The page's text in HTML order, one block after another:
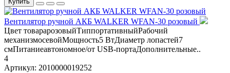
Вентилятор ручной АКБ WALKER WFAN-30 розовый
Цвет товарарозовыйТиппортативныйРабочий
механизмосевойМощность5 ВтДиаметр лопастей7
смПитаниеавтономное/от USB-портаДополнительные..
4
Артикул: 2010000019252